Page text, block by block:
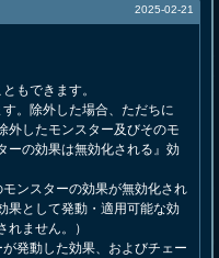
2025-02-21
もできます。
。除外した場合、ただちに
外したモンスター及びそのモ
ーの効果は無効化される』効
ンスターの効果が無効化され
果として発動・適用可能な効
ません。）
発動した効果、およびチェー